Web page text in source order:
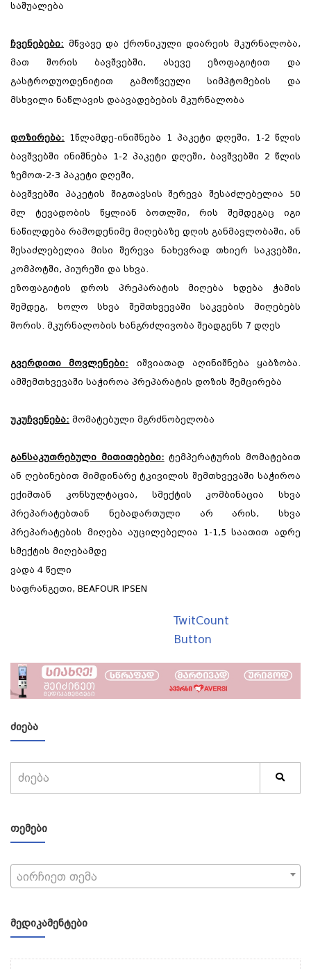
საშუალება
ჩვენებები: მწვავე და ქრონიკული დიარეის მკურნალობა,
მათ შორის ბავშვებში, ასევე ეზოფაგიტით და
გასტროდუოდენიტით გამოწვეული სიმპტომების და
მსხვილი ნაწლავის დაავადებების მკურნალობა
დოზირება: 1წლამდე-ინიშნება 1 პაკეტი დღეში, 1-2 წლის
ბავშვებში ინიშნება 1-2 პაკეტი დღეში, ბავშვებში 2 წლის
ზემოთ-2-3 პაკეტი დღეში,
ბავშვებში პაკეტის შიგთავსის შერევა შესაძლებელია 50
მლ ტევადობის წყლიან ბოთლში, რის შემდეგაც იგი
ნაწილდება რამოდენიმე მიღებაზე დღის განმავლობაში, ან
შესაძლებელია მისი შერევა ნახევრად თხიერ საკვებში,
კომპოტში, პიურეში და სხვა.
ეზოფაგიტის დროს პრეპარატის მიღება ხდება ჭამის
შემდეგ, ხოლო სხვა შემთხვევაში საკვების მიღებებს
შორის. მკურნალობის ხანგრძლივობა შეადგენს 7 დღეს
გვერდითი მოვლენები: იშვიათად აღინიშნება ყაბზობა.
ამშემთხვევაში საჭიროა პრეპარატის დოზის შემცირება
უკუჩვენება: მომატებული მგრძნობელობა
განსაკუთრებული მითითებები: ტემპერატურის მომატებით
ან ღებინებით მიმდინარე ტკივილის შემთხვევაში საჭიროა
ექიმთან კონსულტაცია, სმექტის კომბინაცია სხვა
პრეპარატებთან ნებადართული არ არის, სხვა
პრეპარატების მიღება აუცილებელია 1-1,5 საათით ადრე
სმექტის მიღებამდე
ვადა 4 წელი
საფრანგეთი, BEAFOUR IPSEN
TwitCount
Button
ᲫᲘᲔᲑᲐ
ᲗᲔᲛᲔᲑᲘ
აირჩიეთ თემა
ᲛᲔᲓᲘᲙᲐᲛᲔᲜᲢᲔᲑᲘ